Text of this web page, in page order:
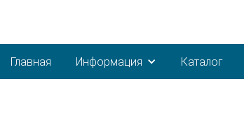
Главная Информация Каталог